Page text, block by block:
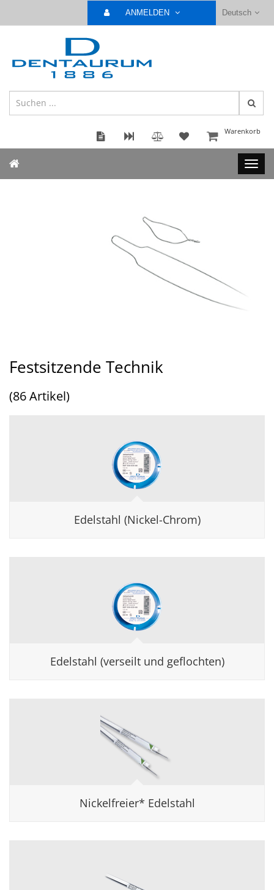
Deutsch
ANMELDEN
Warenkorb
Festsitzende Technik
(86 Artikel)
Edelstahl (Nickel-Chrom)
Edelstahl (verseilt und geflochten)
Nickelfreier* Edelstahl